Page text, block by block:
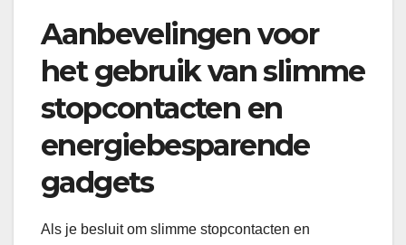
Aanbevelingen voor
het gebruik van slimme
stopcontacten en
energiebesparende
gadgets
Als je besluit om slimme stopcontacten en